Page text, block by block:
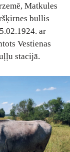
Matkules
bullis
ar
Vestienas
stacijā.